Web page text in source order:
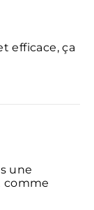
efficace, ça
une
comme